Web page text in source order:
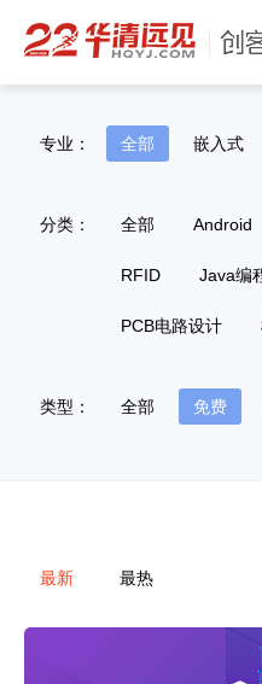
专业： 全部 嵌入式
分类： 全部 Android
RFID Java编
PCB电路设计
类型： 全部 免费
最新 最热